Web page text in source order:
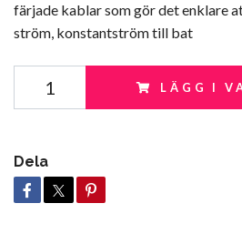
färjade kablar som gör det enklare
ström, konstantström till bat
LÄGG I
Dela